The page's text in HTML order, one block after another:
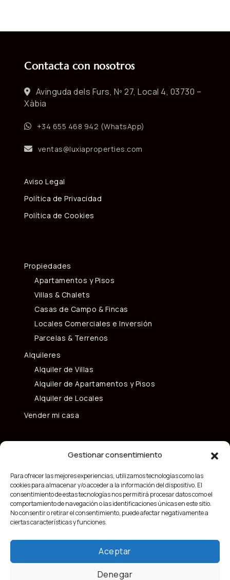
Gestionar consentimiento
Para ofrecer las mejores experiencias, utilizamos tecnologías como las
cookies para almacenar y/o acceder a la información del dispositivo. El
consentimiento de estas tecnologías nos permitirá procesar datos como el
comportamiento de navegación o las identificaciones únicas en este sitio.
No consentir o retirar el consentimiento, puede afectar negativamente a
ciertas características y funciones.
Aceptar
Denegar
Contacta con nosotros
Avinguda dels Furs, Nº 27, Local 4, 03730 –
Xàbia
+34 655 468 942 (WhatsApp)
ventas@luxiaproperties.com
Aviso Legal
Política de Privacidad
Política de Cookies
Propiedades
Apartamentos y Pisos
Villas & Chalets
Casas de Campo & Fincas
Locales Comerciales e Inversión
Parcelas & Terrenos
Alquileres
Alquiler de Villas
Alquiler de Apartamentos y Pisos
Alquiler de Locales
Vender mi casa